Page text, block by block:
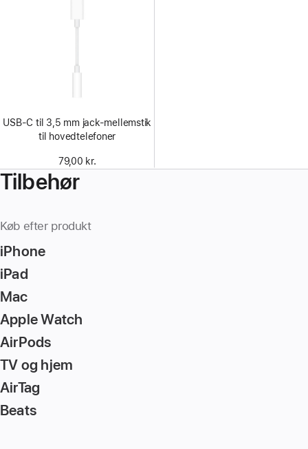
USB-C til 3,5 mm jack‑mellemstik
til hovedtelefoner
79,00 kr.
Tilbehør
Køb efter produkt
iPhone
iPad
Mac
Apple Watch
AirPods
TV og hjem
AirTag
Beats